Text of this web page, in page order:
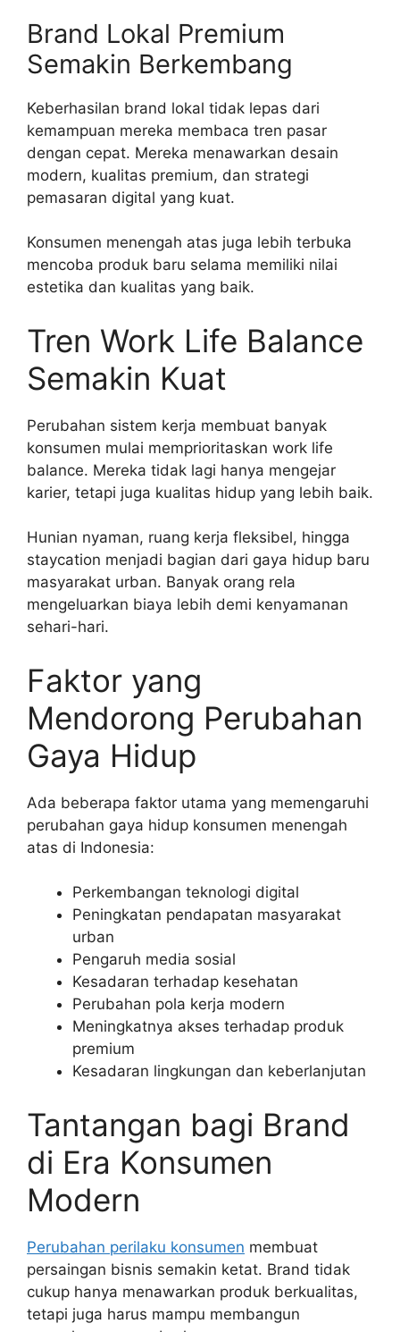
Brand Lokal Premium
Semakin Berkembang
Keberhasilan brand lokal tidak lepas dari
kemampuan mereka membaca tren pasar
dengan cepat. Mereka menawarkan desain
modern, kualitas premium, dan strategi
pemasaran digital yang kuat.
Konsumen menengah atas juga lebih terbuka
mencoba produk baru selama memiliki nilai
estetika dan kualitas yang baik.
Tren Work Life Balance
Semakin Kuat
Perubahan sistem kerja membuat banyak
konsumen mulai memprioritaskan work life
balance. Mereka tidak lagi hanya mengejar
karier, tetapi juga kualitas hidup yang lebih baik.
Hunian nyaman, ruang kerja fleksibel, hingga
staycation menjadi bagian dari gaya hidup baru
masyarakat urban. Banyak orang rela
mengeluarkan biaya lebih demi kenyamanan
sehari-hari.
Faktor yang
Mendorong Perubahan
Gaya Hidup
Ada beberapa faktor utama yang memengaruhi
perubahan gaya hidup konsumen menengah
atas di Indonesia:
Perkembangan teknologi digital
Peningkatan pendapatan masyarakat
urban
Pengaruh media sosial
Kesadaran terhadap kesehatan
Perubahan pola kerja modern
Meningkatnya akses terhadap produk
premium
Kesadaran lingkungan dan keberlanjutan
Tantangan bagi Brand
di Era Konsumen
Modern
Perubahan perilaku konsumen membuat
persaingan bisnis semakin ketat. Brand tidak
cukup hanya menawarkan produk berkualitas,
tetapi juga harus mampu membangun